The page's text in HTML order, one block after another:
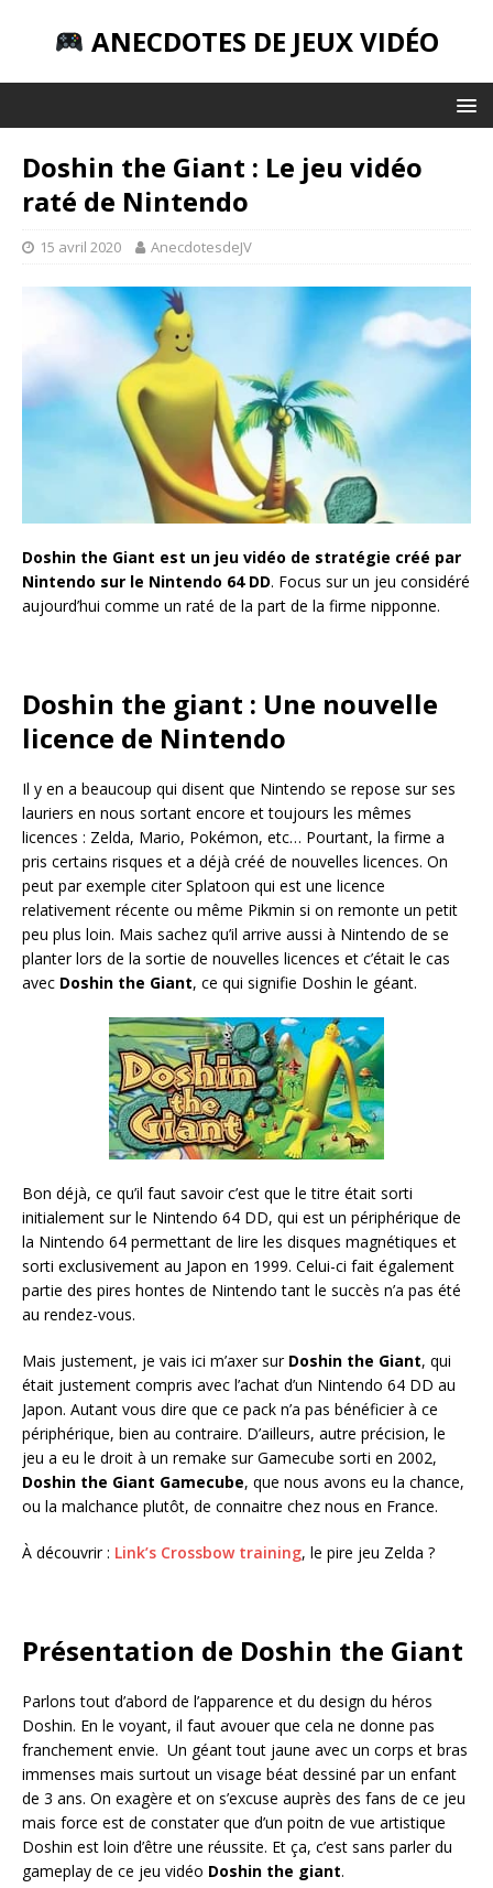
ANECDOTES DE JEUX VIDÉO
Doshin the Giant : Le jeu vidéo
raté de Nintendo
15 avril 2020 AnecdotesdeJV
Doshin the Giant est un jeu vidéo de stratégie créé par
Nintendo sur le Nintendo 64 DD. Focus sur un jeu considéré
aujourd’hui comme un raté de la part de la firme nipponne.
Doshin the giant : Une nouvelle
licence de Nintendo
Il y en a beaucoup qui disent que Nintendo se repose sur ses
lauriers en nous sortant encore et toujours les mêmes
licences : Zelda, Mario, Pokémon, etc… Pourtant, la firme a
pris certains risques et a déjà créé de nouvelles licences. On
peut par exemple citer Splatoon qui est une licence
relativement récente ou même Pikmin si on remonte un petit
peu plus loin. Mais sachez qu’il arrive aussi à Nintendo de se
planter lors de la sortie de nouvelles licences et c’était le cas
avec Doshin the Giant, ce qui signifie Doshin le géant.
Bon déjà, ce qu’il faut savoir c’est que le titre était sorti
initialement sur le Nintendo 64 DD, qui est un périphérique de
la Nintendo 64 permettant de lire les disques magnétiques et
sorti exclusivement au Japon en 1999. Celui-ci fait également
partie des pires hontes de Nintendo tant le succès n’a pas été
au rendez-vous.
Mais justement, je vais ici m’axer sur Doshin the Giant, qui
était justement compris avec l’achat d’un Nintendo 64 DD au
Japon. Autant vous dire que ce pack n’a pas bénéficier à ce
périphérique, bien au contraire. D’ailleurs, autre précision, le
jeu a eu le droit à un remake sur Gamecube sorti en 2002,
Doshin the Giant Gamecube, que nous avons eu la chance,
ou la malchance plutôt, de connaitre chez nous en France.
À découvrir : Link’s Crossbow training, le pire jeu Zelda ?
Présentation de Doshin the Giant
Parlons tout d’abord de l’apparence et du design du héros
Doshin. En le voyant, il faut avouer que cela ne donne pas
franchement envie. Un géant tout jaune avec un corps et bras
immenses mais surtout un visage béat dessiné par un enfant
de 3 ans. On exagère et on s’excuse auprès des fans de ce jeu
mais force est de constater que d’un poitn de vue artistique
Doshin est loin d’être une réussite. Et ça, c’est sans parler du
gameplay de ce jeu vidéo Doshin the giant.